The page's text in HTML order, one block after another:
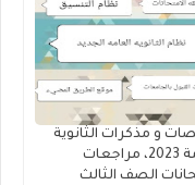
و مذكرات الثانوية
العامة 2023، مراجعات
الصف الثالث